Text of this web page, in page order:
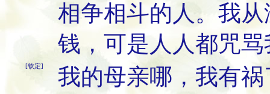
相争相斗的人。我
钱，可是人人都咒骂
[钦定]
我的母亲哪，我有